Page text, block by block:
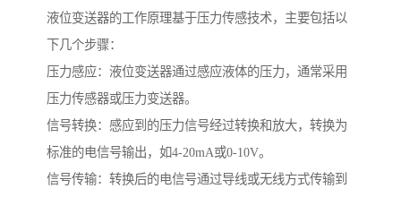
液位变送器的工作原理基于压力传感技术，主要包括以
下几个步骤：
压力感应：液位变送器通过感应液体的压力，通常采用
压力传感器或压力变送器。
信号转换：感应到的压力信号经过转换和放大，转换为
标准的电信号输出，如4-20mA或0-10V。
信号传输：转换后的电信号通过导线或无线方式传输到